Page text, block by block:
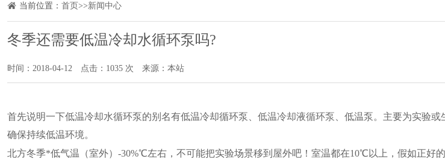
当前位置： 首页>>新闻中心
冬季还需要低温冷却水循环泵吗?
时间：2018-04-12 点击：1035 次 来源：本站
首先说明一下低温冷却水循环泵的别名有低温冷却循环泵、 低温冷却液循环泵 、低温泵。主要为实验
确保持续低温环境。
北方冬季*低气温（室外）-30%℃左右，不可能把实验场景移到屋外吧！室温都在10℃以上，假如正好